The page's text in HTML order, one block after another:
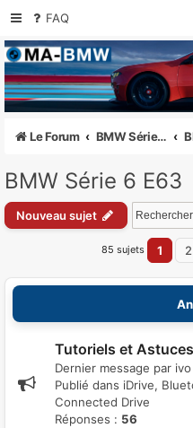
FAQ
MA-BMW.com
Actualités, Essais et
Le Forum BMW Série 1 - 2 - 3 - 4 - 5 - 6 - 7 - 8
BMW Série 6 E63
Nouveau sujet
85 sujets 1 2
Tutoriels et
Dernier message par ivo
Publié dans iDrive,
Connected Drive
Réponses : 56